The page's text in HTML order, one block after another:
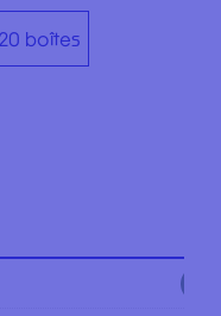
boîtes